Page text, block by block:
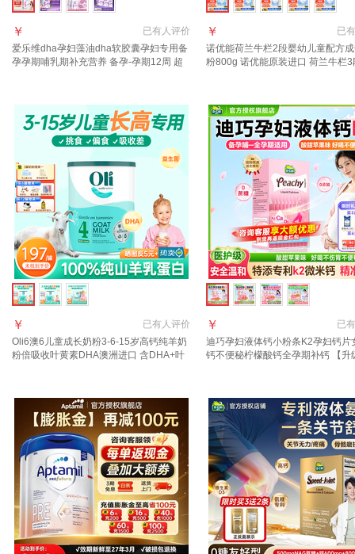
已有人评价
￥
爱乐维dha孕妇藻油dha软胶囊孕妇专用备
孕孕期哺乳期补充营养 备孕-孕期12周 超
已有
￥
诺优能荷兰牛栏2段婴幼儿童配方
粉800g 诺优能原装进口 荷兰牛栏3
已有人评价
￥
Oli6澳6儿童成长奶粉3-6-15岁高钙纯羊奶
粉倍吸收叶黄素DHA澳洲进口 含DHA+叶
已有
￥
迪巧孕妇液体钙小粉条K2孕妇钙片
钙不便秘柠檬酸钙全孕期补钙 【升